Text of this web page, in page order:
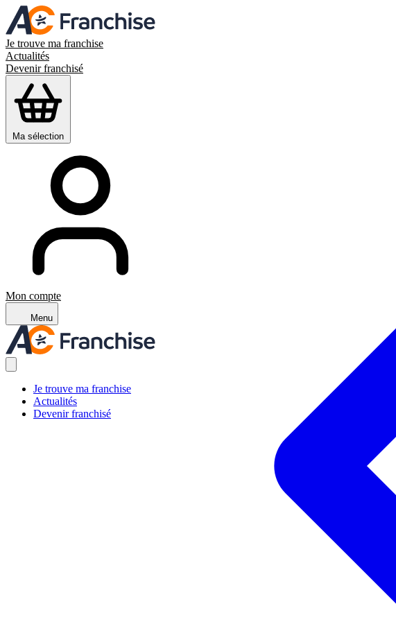
Je trouve ma franchise
Actualités
Devenir franchisé
Ma sélection
Mon compte
Menu
Je trouve ma franchise
Actualités
Devenir franchisé